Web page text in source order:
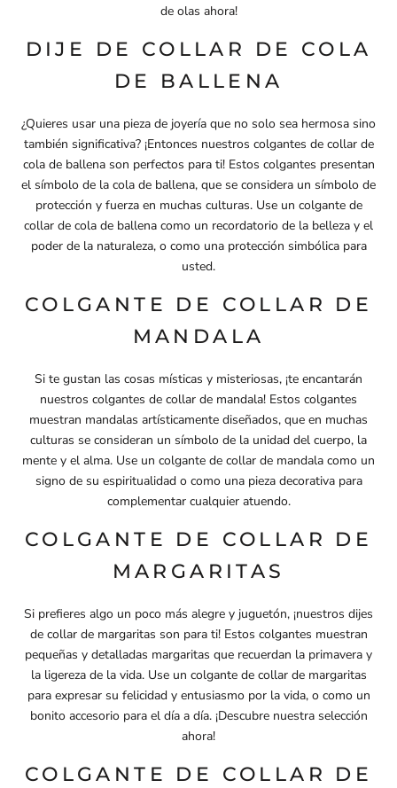
de olas ahora!
DIJE DE COLLAR DE COLA
DE BALLENA
¿Quieres usar una pieza de joyería que no solo sea hermosa sino
también significativa? ¡Entonces nuestros colgantes de collar de
cola de ballena son perfectos para ti! Estos colgantes presentan
el símbolo de la cola de ballena, que se considera un símbolo de
protección y fuerza en muchas culturas. Use un colgante de
collar de cola de ballena como un recordatorio de la belleza y el
poder de la naturaleza, o como una protección simbólica para
usted.
COLGANTE DE COLLAR DE
MANDALA
Si te gustan las cosas místicas y misteriosas, ¡te encantarán
nuestros colgantes de collar de mandala! Estos colgantes
muestran mandalas artísticamente diseñados, que en muchas
culturas se consideran un símbolo de la unidad del cuerpo, la
mente y el alma. Use un colgante de collar de mandala como un
signo de su espiritualidad o como una pieza decorativa para
complementar cualquier atuendo.
COLGANTE DE COLLAR DE
MARGARITAS
Si prefieres algo un poco más alegre y juguetón, ¡nuestros dijes
de collar de margaritas son para ti! Estos colgantes muestran
pequeñas y detalladas margaritas que recuerdan la primavera y
la ligereza de la vida. Use un colgante de collar de margaritas
para expresar su felicidad y entusiasmo por la vida, o como un
bonito accesorio para el día a día. ¡Descubre nuestra selección
ahora!
COLGANTE DE COLLAR DE